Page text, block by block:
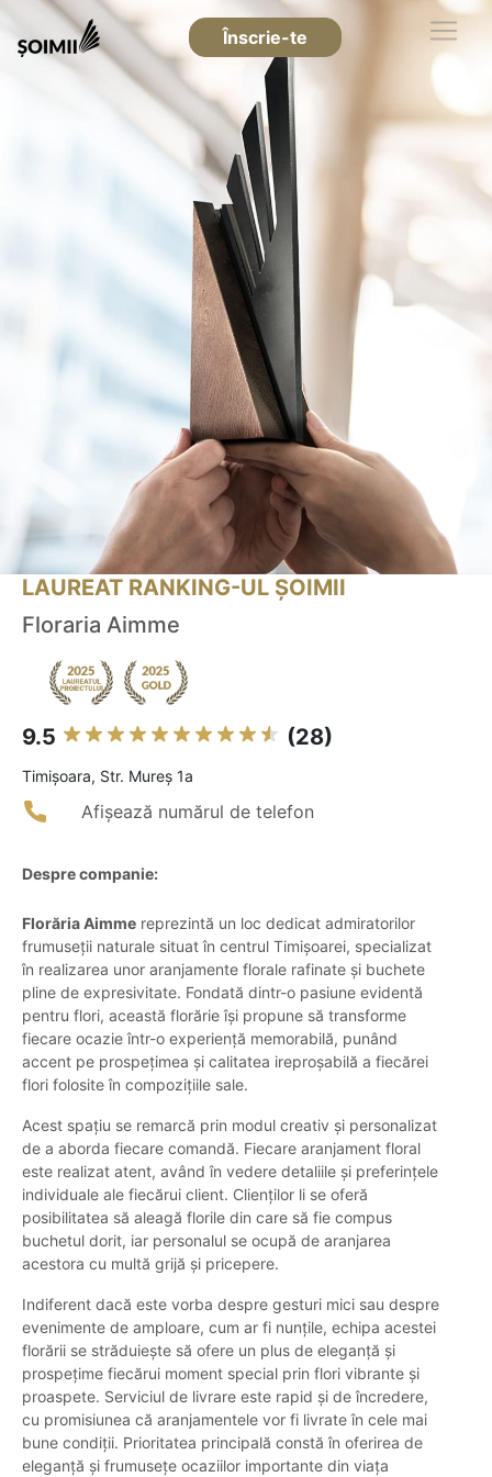
Înscrie-te
LAUREAT RANKING-UL ȘOIMII
Floraria Aimme
9.5 (28)
Timişoara, Str. Mureș 1a
Afișează numărul de telefon
Despre companie:
Florăria Aimme reprezintă un loc dedicat admiratorilor
frumuseții naturale situat în centrul Timișoarei, specializat
în realizarea unor aranjamente florale rafinate și buchete
pline de expresivitate. Fondată dintr-o pasiune evidentă
pentru flori, această florărie își propune să transforme
fiecare ocazie într-o experiență memorabilă, punând
accent pe prospețimea și calitatea ireproșabilă a fiecărei
flori folosite în compozițiile sale.
Acest spațiu se remarcă prin modul creativ și personalizat
de a aborda fiecare comandă. Fiecare aranjament floral
este realizat atent, având în vedere detaliile și preferințele
individuale ale fiecărui client. Clienților li se oferă
posibilitatea să aleagă florile din care să fie compus
buchetul dorit, iar personalul se ocupă de aranjarea
acestora cu multă grijă și pricepere.
Indiferent dacă este vorba despre gesturi mici sau despre
evenimente de amploare, cum ar fi nunțile, echipa acestei
florării se străduiește să ofere un plus de eleganță și
prospețime fiecărui moment special prin flori vibrante și
proaspete. Serviciul de livrare este rapid și de încredere,
cu promisiunea că aranjamentele vor fi livrate în cele mai
bune condiții. Prioritatea principală constă în oferirea de
eleganță și frumusețe ocaziilor importante din viața